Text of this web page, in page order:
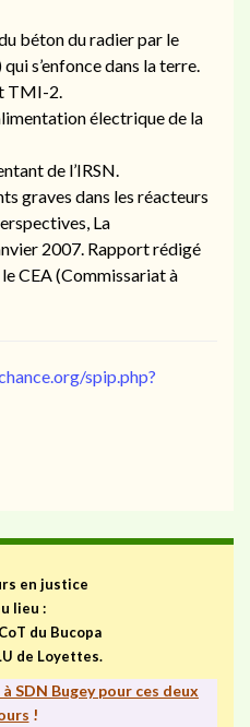
béton du radier par le
s’enfonce dans la terre.
TMI-2.
électrique de la
de l’IRSN.
graves dans les réacteurs
La
2007. Rapport rédigé
CEA (Commissariat à
spip.php?
en justice
lieu :
du Bucopa
de Loyettes.
SDN Bugey pour ces deux
!